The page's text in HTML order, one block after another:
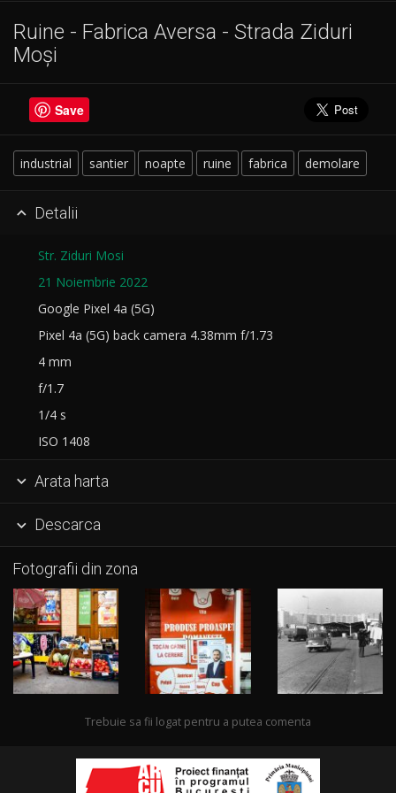
Ruine - Fabrica Aversa - Strada Ziduri
Moși
Save
industrial santier noapte ruine fabrica demolare
 Detalii
Str. Ziduri Mosi
21 Noiembrie 2022
Google Pixel 4a (5G)
Pixel 4a (5G) back camera 4.38mm f/1.73
4 mm
f/1.7
1/4 s
ISO 1408
 Arata harta
 Descarca
Fotografii din zona
Trebuie sa fii logat pentru a putea comenta